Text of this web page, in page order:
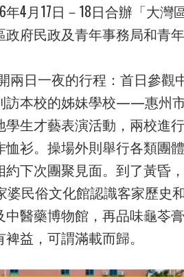
4月17日－18日合辦「大
府民政及青年事務局和青
兩日一夜的行程：首日參
訪本校的姊妹學校——惠州
生才藝表演活動，兩校進
衫。操場外則舉行各類團
下次團聚見面。到了黃昏
民俗文化館認識客家歷史
醫藥博物館，再品味龜苓
益，可謂滿載而歸。